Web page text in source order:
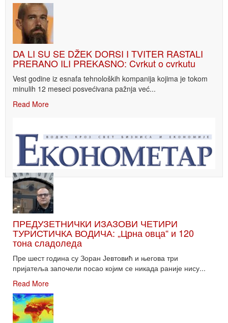
DA LI SU SE DŽEK DORSI I TVITER RASTALI
PRERANO ILI PREKASNO: Cvrkut o cvrkutu
Vest godine iz esnafa tehnoloških kompanija kojima je tokom
minulih 12 meseci posvećivana pažnja već...
Read More
ПРЕДУЗЕТНИЧКИ ИЗАЗОВИ ЧЕТИРИ
ТУРИСТИЧКА ВОДИЧА: „Црна овца“ и 120
тона сладоледа
Пре шест година су Зоран Јевтовић и његова три
пријатеља започели посао којим се никада раније нису...
Read More